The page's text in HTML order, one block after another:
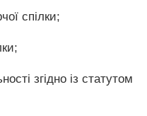
спілки;
згідно із статутом